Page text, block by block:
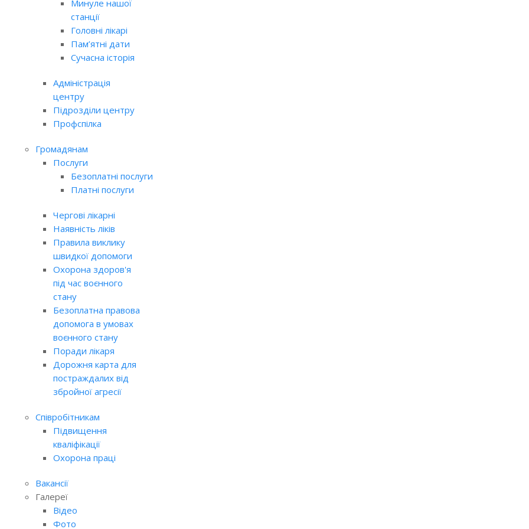
Минуле нашої
станції
Головні лікарі
Пам’ятні дати
Сучасна історія
Адміністрація
центру
Підрозділи центру
Профспілка
Громадянам
Послуги
Безоплатні послуги
Платні послуги
Чергові лікарні
Наявність ліків
Правила виклику
швидкої допомоги
Охорона здоров'я
під час воєнного
стану
Безоплатна правова
допомога в умовах
воєнного стану
Поради лікаря
Дорожня карта для
постраждалих від
збройної агресії
Співробітникам
Підвищення
кваліфікації
Охорона праці
Вакансії
Галереї
Відео
Фото